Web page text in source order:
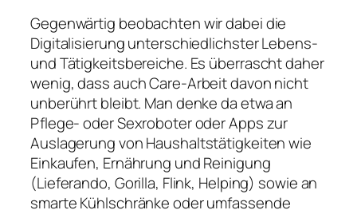
Gegenwärtig beobachten wir dabei die
Digitalisierung unterschiedlichster Lebens-
und Tätigkeitsbereiche. Es überrascht daher
wenig, dass auch Care-Arbeit davon nicht
unberührt bleibt. Man denke da etwa an
Pflege- oder Sexroboter oder Apps zur
Auslagerung von Haushaltstätigkeiten wie
Einkaufen, Ernährung und Reinigung
(Lieferando, Gorilla, Flink, Helping) sowie an
smarte Kühlschränke oder umfassende